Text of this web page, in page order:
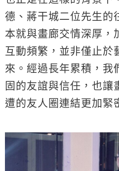
德、蔣干城二位先生的
本就與畫廊交情深厚，
互動頻繁，並非僅止於
來。經過長年累積，我
固的友誼與信任，也讓
遭的友人圈連結更加緊